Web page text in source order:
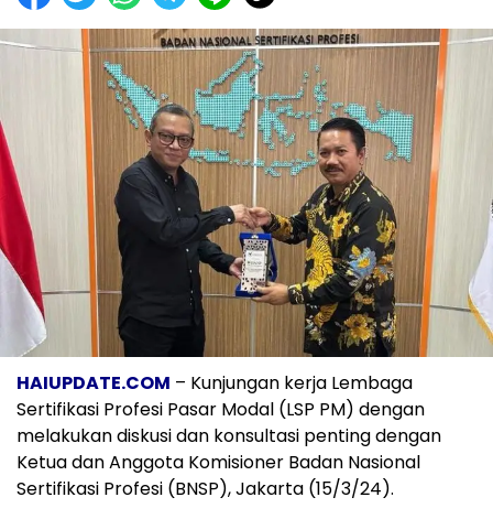
HAIUPDATE.COM – Kunjungan kerja Lembaga
Sertifikasi Profesi Pasar Modal (LSP PM) dengan
melakukan diskusi dan konsultasi penting dengan
Ketua dan Anggota Komisioner Badan Nasional
Sertifikasi Profesi (BNSP), Jakarta (15/3/24).